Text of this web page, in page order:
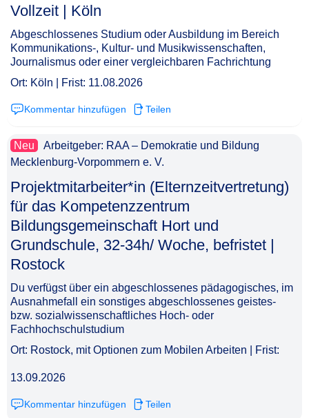
Vollzeit | Köln​‌‌‌‌​‌​‌‌‌​‌‌​‌‌‌‌
Abgeschlossenes Studium oder Ausbildung im Bereich
Kommunikations-, Kultur- und Musikwissenschaften,
Journalismus oder einer vergleichbaren Fachrichtung
Ort: Köln | Frist: 11.08.2026
Kommentar hinzufügen Teilen
Neu
Arbeitgeber: RAA – Demokratie und Bildung
Mecklenburg-Vorpommern e. V.
Projektmitarbeiter*in (Elternzeitvertretung)
für das Kompetenzzentrum
Bildungsgemeinschaft Hort und
Grundschule, 32-34h/ Woche, befristet |
Rostock​‌‌‌‌​‌​‌‌‌​‌‌​‌‌​‌
Du verfügst über ein abgeschlossenes pädagogisches, im
Ausnahmefall ein sonstiges abgeschlossenes geistes-
bzw. sozialwissenschaftliches Hoch- oder
Fachhochschulstudium
Ort: Rostock, mit Optionen zum Mobilen Arbeiten | Frist:
13.09.2026
Kommentar hinzufügen Teilen